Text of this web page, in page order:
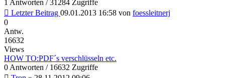
1 Antworten / 31284 Zugriffe
Letzter Beitrag 09.01.2013 16:58 von foessleitnerj
0
Antw.
16632
Views
HOW TO:PDF´s verschlüsseln etc.
0 Antworten / 16632 Zugriffe